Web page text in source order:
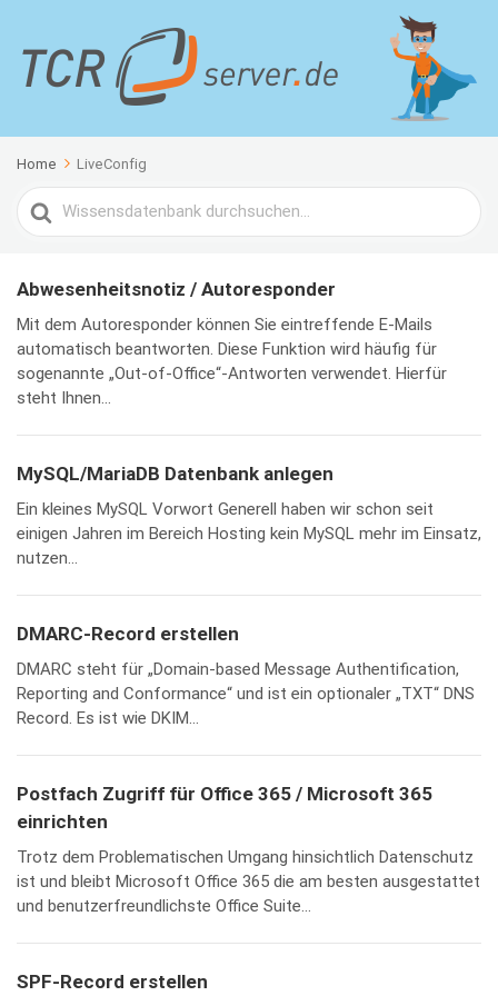
Home LiveConfig
Search
For
Abwesenheitsnotiz / Autoresponder
Mit dem Autoresponder können Sie eintreffende E-Mails
automatisch beantworten. Diese Funktion wird häufig für
sogenannte „Out-of-Office“-Antworten verwendet. Hierfür
steht Ihnen...
MySQL/MariaDB Datenbank anlegen
Ein kleines MySQL Vorwort Generell haben wir schon seit
einigen Jahren im Bereich Hosting kein MySQL mehr im Einsatz,
nutzen...
DMARC-Record erstellen
DMARC steht für „Domain-based Message Authentification,
Reporting and Conformance“ und ist ein optionaler „TXT“ DNS
Record. Es ist wie DKIM...
Postfach Zugriff für Office 365 / Microsoft 365
einrichten
Trotz dem Problematischen Umgang hinsichtlich Datenschutz
ist und bleibt Microsoft Office 365 die am besten ausgestattet
und benutzerfreundlichste Office Suite...
SPF-Record erstellen